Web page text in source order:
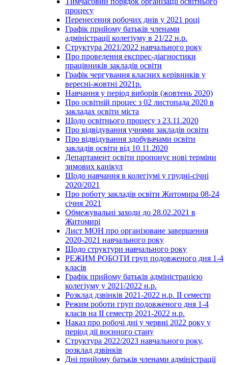
процесу
Перенесення робочих днів у 2021 році
Графік прийому батьків членами
адміністрації колегіуму в 21/22 н.р.
Структура 2021/2022 навчального року
Про проведення експрес-діагностики
працівників закладів освіти
Графік чергування класних керівників у
вересні-жовтні 2021р.
Навчання у період виборів (жовтень 2020)
Про освітній процес з 02 листопада 2020 в
закладах освіти міста
Щодо освітнього процесу з 23.11.2020
Про відвідування учнями закладів освіти
Про відвідування здобувачами освіти
закладів освіти від 10.11.2020
Департамент освіти пропонує нові терміни
зимових канікул
Щодо навчання в колегіумі у грудні-січні
2020/2021
Про роботу закладів освіти Житомира 08-24
січня 2021
Обмежувальні заходи до 28.02.2021 в
Житомирі
Лист МОН про організоване завершення
2020-2021 навчального року
Щодо структури навчального року
РЕЖИМ РОБОТИ груп подовженого дня 1-4
класів
Графік прийому батьків адміністрацією
колегіуму у 2021/2022 н.р.
Розклад дзвінків 2021-2022 н.р. ІІ семестр
Режим роботи груп подовженого дня 1-4
класів на ІІ семестр 2021-2022 н.р.
Наказ про робочі дні у червні 2022 року у
період дії воєнного стану
Структура 2022/2023 навчального року,
розклад дзвінків
Дні прийому батьків членами адміністрації